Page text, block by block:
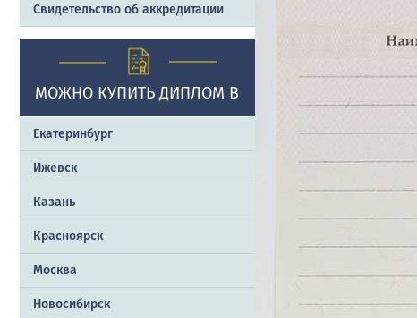
Свидетельство об аккредитации
МОЖНО КУПИТЬ ДИПЛОМ В
Екатеринбург
Ижевск
Казань
Красноярск
Москва
Новосибирск